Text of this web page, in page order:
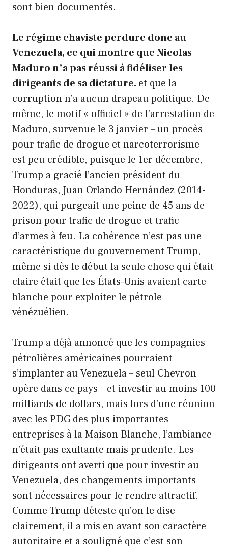
sont bien documentés.
Le régime chaviste perdure donc au
Venezuela, ce qui montre que Nicolas
Maduro n’a pas réussi à fidéliser les
dirigeants de sa dictature. et que la
corruption n’a aucun drapeau politique. De
même, le motif « officiel » de l’arrestation de
Maduro, survenue le 3 janvier – un procès
pour trafic de drogue et narcoterrorisme –
est peu crédible, puisque le 1er décembre,
Trump a gracié l’ancien président du
Honduras, Juan Orlando Hernández (2014-
2022), qui purgeait une peine de 45 ans de
prison pour trafic de drogue et trafic
d’armes à feu. La cohérence n’est pas une
caractéristique du gouvernement Trump,
même si dès le début la seule chose qui était
claire était que les États-Unis avaient carte
blanche pour exploiter le pétrole
vénézuélien.
Trump a déjà annoncé que les compagnies
pétrolières américaines pourraient
s’implanter au Venezuela – seul Chevron
opère dans ce pays – et investir au moins 100
milliards de dollars, mais lors d’une réunion
avec les PDG des plus importantes
entreprises à la Maison Blanche, l’ambiance
n’était pas exultante mais prudente. Les
dirigeants ont averti que pour investir au
Venezuela, des changements importants
sont nécessaires pour le rendre attractif.
Comme Trump déteste qu’on le dise
clairement, il a mis en avant son caractère
autoritaire et a souligné que c’est son